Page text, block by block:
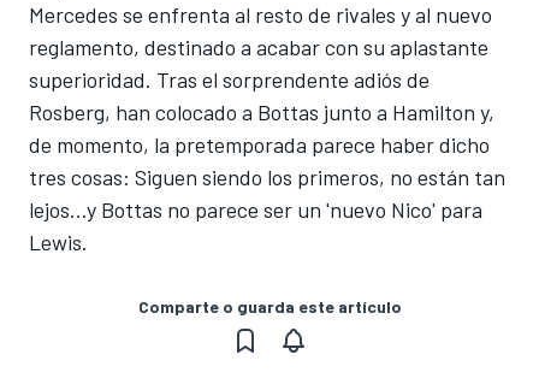
Mercedes se enfrenta al resto de rivales y al nuevo
reglamento, destinado a acabar con su aplastante
superioridad. Tras el sorprendente adiós de
Rosberg, han colocado a Bottas junto a Hamilton y,
de momento, la pretemporada parece haber dicho
tres cosas: Siguen siendo los primeros, no están tan
lejos...y Bottas no parece ser un 'nuevo Nico' para
Lewis.
Comparte o guarda este artículo